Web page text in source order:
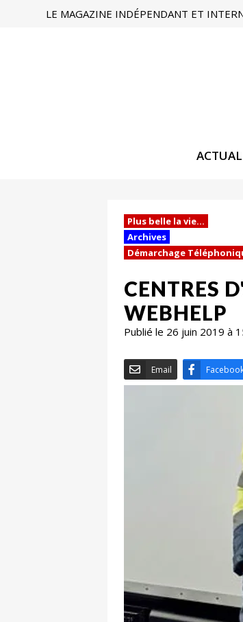
LE MAGAZINE INDÉPENDANT ET
Plus belle la vie...
Archives
Démarchage
CENTRES
WEBHELP
Publié le 26 juin 2019 à